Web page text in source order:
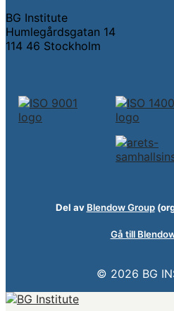
BG Institute
Humlegårdsgatan 14
114 46 Stockholm
Del av Blendow Group
Gå till
© 2026 BG